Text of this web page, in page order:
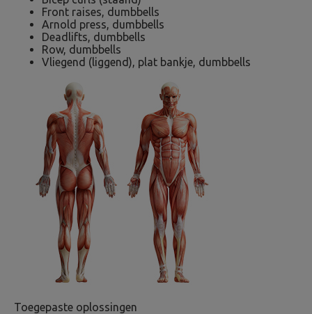
Front raises, dumbbells
Arnold press, dumbbells
Deadlifts, dumbbells
Row, dumbbells
Vliegend (liggend), plat bankje, dumbbells
Toegepaste oplossingen